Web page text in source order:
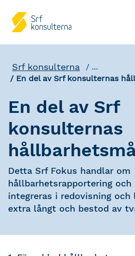
Srf konsulterna
...
En del av Srf konsulternas
En del av Srf
konsulternas
Detta Srf Fokus handlar om
hållbarhetsrapportering och
integreras i redovisning och
extra långt och bestod av